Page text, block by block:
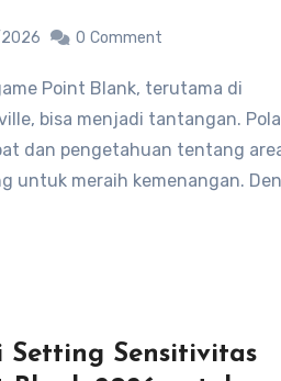
0 Comment
bisa menjadi tantangan. Pola
dan pengetahuan tentang
untuk meraih kemenangan.
Setting Sensitivitas